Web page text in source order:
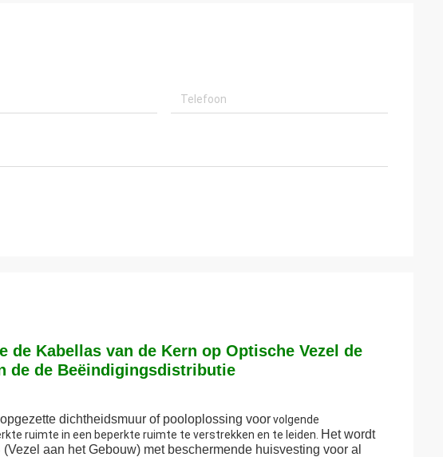
de Kabellas van de Kern op Optische Vezel de
de de Beëindigingsdistributie
dichtheidsmuur of pooloplossing voorvolgende
ruimte in een beperkte ruimte te verstrekken en te leiden. Het wordt
aan het Gebouw) met beschermende huisvesting voor al